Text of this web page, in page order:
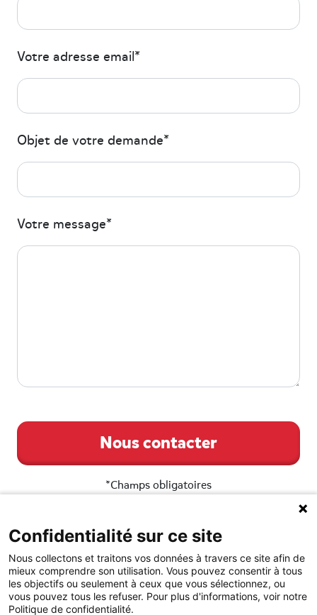
Votre adresse email*
Objet de votre demande*
Votre message*
Nous contacter
*Champs obligatoires
Confidentialité sur ce site
Nous collectons et traitons vos données à travers ce site afin de
mieux comprendre son utilisation. Vous pouvez consentir à tous
les objectifs ou seulement à ceux que vous sélectionnez, ou
vous pouvez tous les refuser. Pour plus d'informations, voir notre
Politique de confidentialité.